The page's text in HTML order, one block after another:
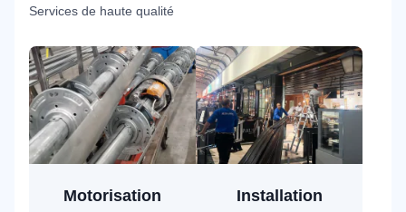
Services de haute qualité
Motorisation Installation